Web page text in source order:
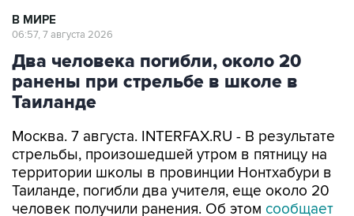
В МИРЕ
06:57, 7 августа 2026
Два человека погибли, около 20
ранены при стрельбе в школе в
Таиланде
Москва. 7 августа. INTERFAX.RU - В результате
стрельбы, произошедшей утром в пятницу на
территории школы в провинции Нонтхабури в
Таиланде, погибли два учителя, еще около 20
человек получили ранения. Об этом сообщает